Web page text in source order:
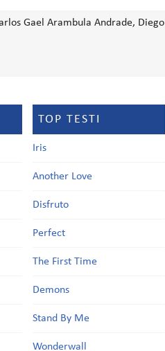
Gael Arambula Andrade, Diego
TOP TESTI
Iris
Another Love
Disfruto
Perfect
The First Time
Demons
Stand By Me
Wonderwall